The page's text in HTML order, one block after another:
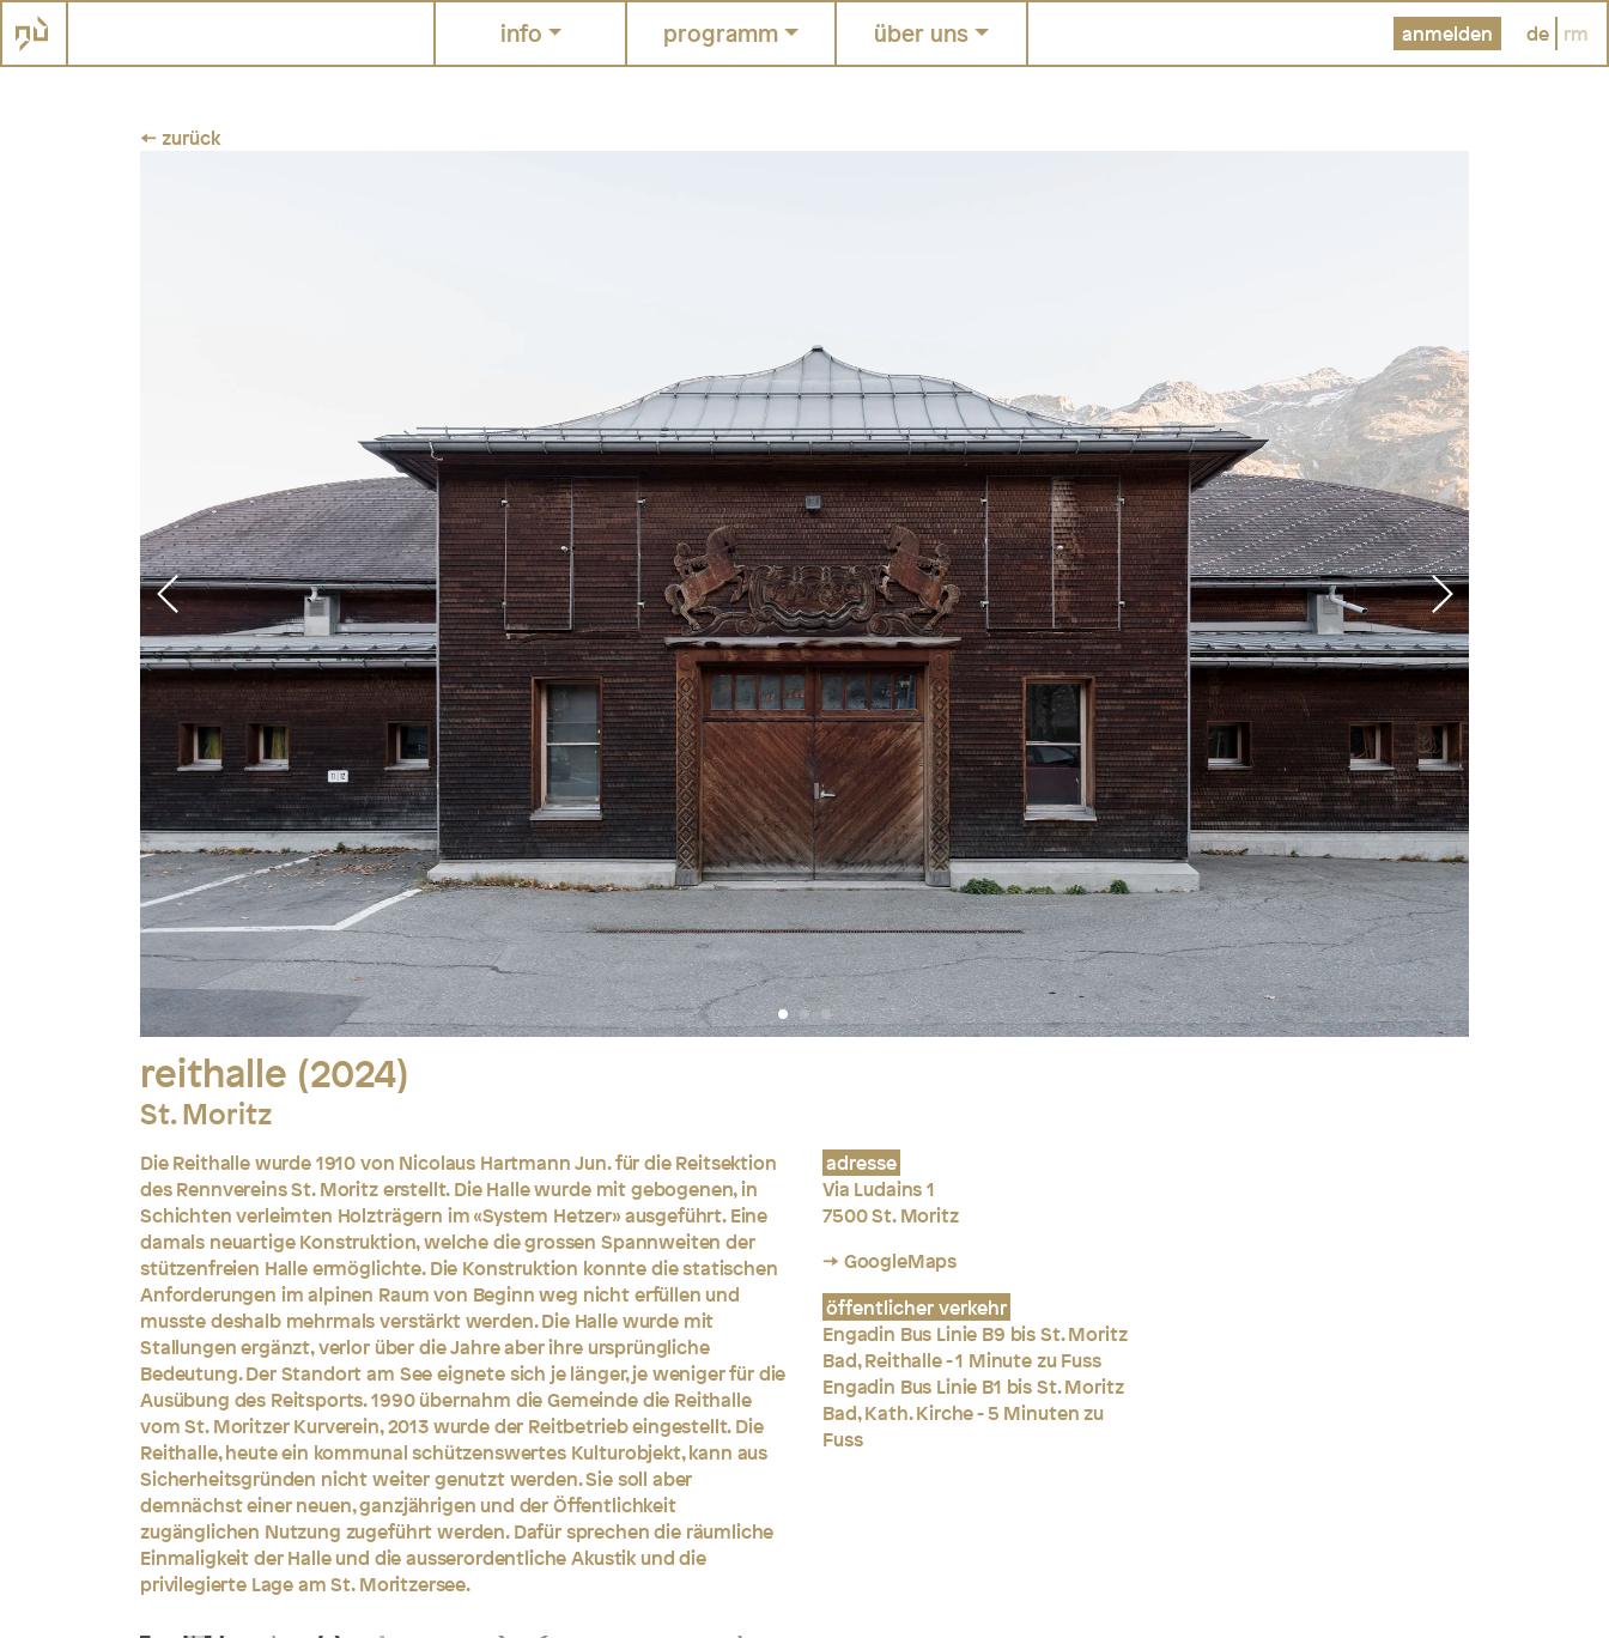
info programm über uns anmelden de rm
← zurück
reithalle (2024)
St. Moritz
Die Reithalle wurde 1910 von Nicolaus Hartmann Jun. für die Reitsektion
des Rennvereins St. Moritz erstellt. Die Halle wurde mit gebogenen, in
Schichten verleimten Holzträgern im «System Hetzer» ausgeführt. Eine
damals neuartige Konstruktion, welche die grossen Spannweiten der
stützenfreien Halle ermöglichte. Die Konstruktion konnte die statischen
Anforderungen im alpinen Raum von Beginn weg nicht erfüllen und
musste deshalb mehrmals verstärkt werden. Die Halle wurde mit
Stallungen ergänzt, verlor über die Jahre aber ihre ursprüngliche
Bedeutung. Der Standort am See eignete sich je länger, je weniger für die
Ausübung des Reitsports. 1990 übernahm die Gemeinde die Reithalle
vom St. Moritzer Kurverein, 2013 wurde der Reitbetrieb eingestellt. Die
Reithalle, heute ein kommunal schützenswertes Kulturobjekt, kann aus
Sicherheitsgründen nicht weiter genutzt werden. Sie soll aber
demnächst einer neuen, ganzjährigen und der Öffentlichkeit
zugänglichen Nutzung zugeführt werden. Dafür sprechen die räumliche
Einmaligkeit der Halle und die ausserordentliche Akustik und die
privilegierte Lage am St. Moritzersee.
adresse
Via Ludains 1
7500 St. Moritz
→ GoogleMaps
öffentlicher verkehr
Engadin Bus Linie B9 bis St. Moritz
Bad, Reithalle - 1 Minute zu Fuss
Engadin Bus Linie B1 bis St. Moritz
Bad, Kath. Kirche - 5 Minuten zu
Fuss